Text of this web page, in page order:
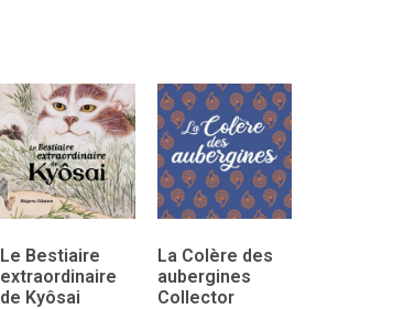
Le Bestiaire
extraordinaire
de Kyôsai
La Colère des
aubergines
Collector